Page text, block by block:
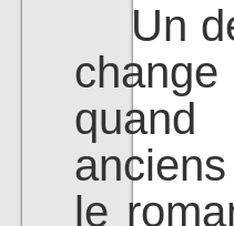
Un
quand
le